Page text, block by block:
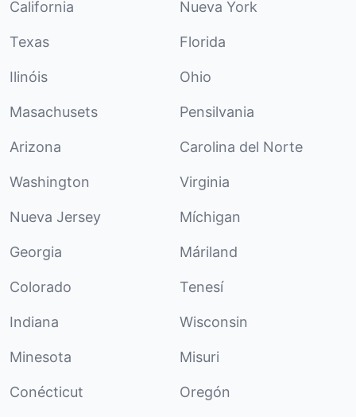
California Nueva York
Texas Florida
Ilinóis Ohio
Masachusets Pensilvania
Arizona Carolina del Norte
Washington Virginia
Nueva Jersey Míchigan
Georgia Máriland
Colorado Tenesí
Indiana Wisconsin
Minesota Misuri
Conécticut Oregón